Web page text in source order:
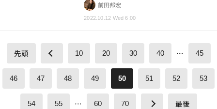
2022.10.12 Wed 6:00
前田邦宏
先頭 10 20 30 40 … 45
46 47 48 49 50 51 52 53
54 55 … 60 70 最後